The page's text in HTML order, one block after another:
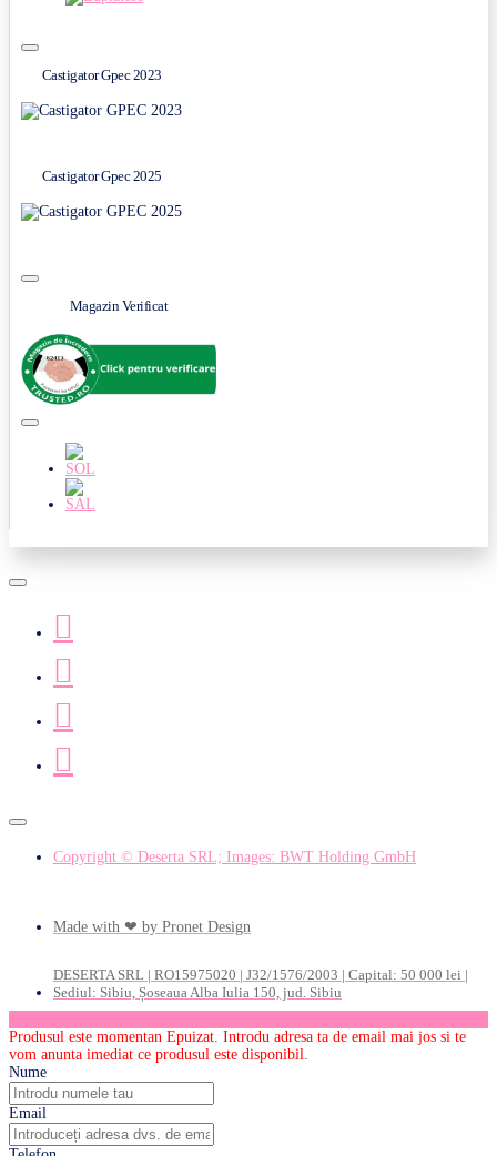
Castigator Gpec 2023
Castigator Gpec 2025
Magazin Verificat
Copyright © Deserta SRL; Images: BWT Holding GmbH
Made with ❤ by Pronet Design
DESERTA SRL | RO15975020 | J32/1576/2003 | Capital: 50 000 lei |
Sediul: Sibiu, Șoseaua Alba Iulia 150, jud. Sibiu
Produsul este momentan Epuizat. Introdu adresa ta de email mai jos si te
vom anunta imediat ce produsul este disponibil.
Nume
Email